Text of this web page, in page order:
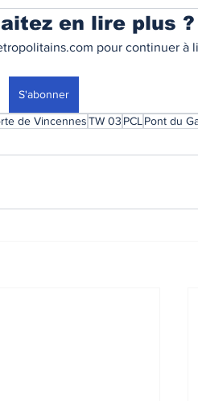
en lire plus ?
pour continuer à
S'abonner
de VincennesTW 03 PCL Pont du